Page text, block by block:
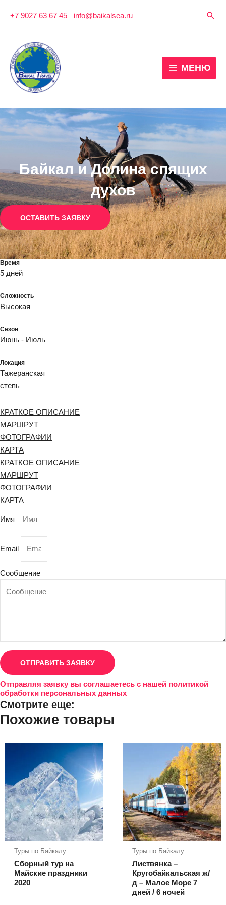
+7 9027 63 67 45 info@baikalsea.ru
МЕНЮ
Байкал и Долина спящих
духов
ОСТАВИТЬ ЗАЯВКУ
Время
5 дней
Сложность
Высокая
Сезон
Июнь - Июль
Локация
Тажеранская
степь
КРАТКОЕ ОПИСАНИЕ
МАРШРУТ
ФОТОГРАФИИ
КАРТА
КРАТКОЕ ОПИСАНИЕ
МАРШРУТ
ФОТОГРАФИИ
КАРТА
Имя
Email
Сообщение
ОТПРАВИТЬ ЗАЯВКУ
Отправляя заявку вы соглашаетесь с нашей политикой
обработки персональных данных
Смотрите еще:
Похожие товары
Туры по Байкалу
Сборный тур на
Майские праздники
2020
Туры по Байкалу
Листвянка –
Кругобайкальская ж/
д – Малое Море 7
дней / 6 ночей